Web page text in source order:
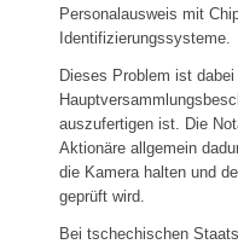
Personalausweis mit
Identifizierungssysteme.
Dieses Problem ist
auszufertigen ist. Die
Aktionäre allgemein
die Kamera halten und
geprüft wird.
Bei tschechischen